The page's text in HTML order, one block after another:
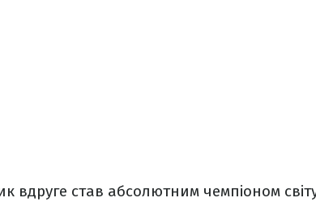
вдруге став абсолютним чемпіоном світу